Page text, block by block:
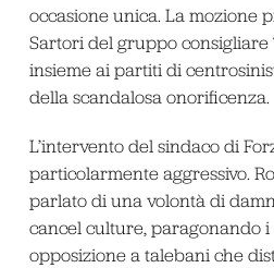
occasione unica. La mozione
Sartori del gruppo consigliare
insieme ai partiti di
della scandalosa onorificenza.
L’intervento del sindaco di
particolarmente aggressivo.
parlato di una volontà di
cancel culture, paragonando
opposizione a talebani che